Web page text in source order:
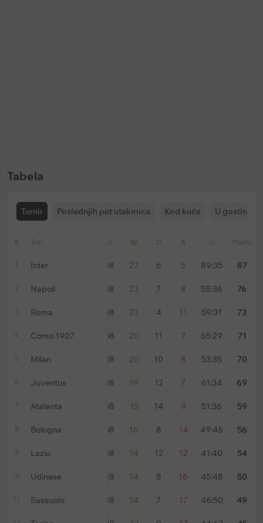
Tabela
Turnir Poslednjih pet utakmica Kod kuće U gostima
# Tim U W D A G Poeni
1 Inter 38 27 6 5 89:35 87
2 Napoli 38 23 7 8 58:36 76
3 Roma 38 23 4 11 59:31 73
4 Como 1907 38 20 11 7 65:29 71
5 Milan 38 20 10 8 53:35 70
6 Juventus 38 19 12 7 61:34 69
7 Atalanta 38 15 14 9 51:36 59
8 Bologna 38 16 8 14 49:46 56
9 Lazio 38 14 12 12 41:40 54
10 Udinese 38 14 8 16 45:48 50
11 Sassuolo 38 14 7 17 46:50 49